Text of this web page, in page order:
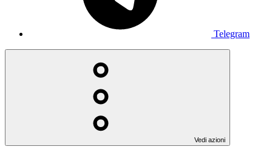
Telegram
Vedi azioni